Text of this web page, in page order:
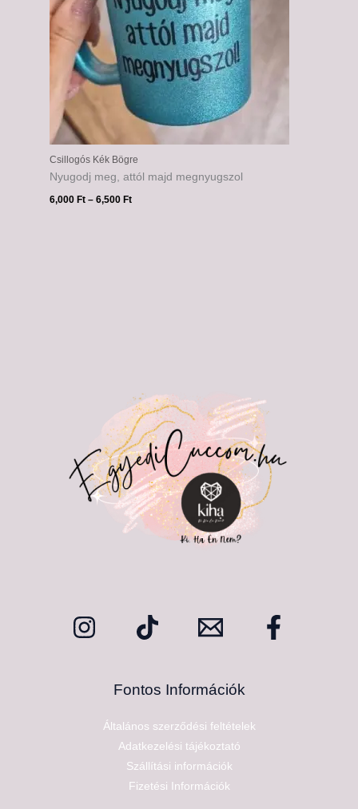
Csillogós Kék Bögre
Nyugodj meg, attól majd megnyugszol
6,000Ft – 6,500Ft
Fontos Információk
Általános szerződési feltételek
Adatkezelési tájékoztató
Szállítási információk
Fizetési Információk